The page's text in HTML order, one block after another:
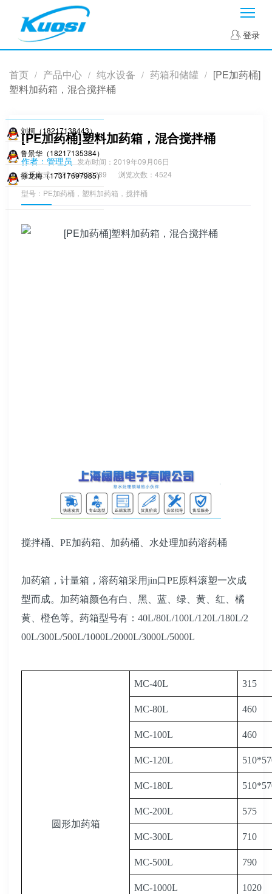
登录
首页 / 产品中心 / 纯水设备 / 药箱和储罐 / [PE加药桶]
塑料加药箱，混合搅拌桶
[PE加药桶]塑料加药箱，混合搅拌桶
作者：管理员 发布时间：2019年09月06日
联系方式：021-64890289
浏览次数：4524
型号：PE加药桶，塑料加药箱，搅拌桶
搅拌桶 PE加药箱 加药桶 水处理加药溶药桶
加药箱，计量箱，溶药箱采用jin口PE原料滚塑一次成
型而成。加药箱颜色有白、黑、蓝、绿、黄、红、橘
黄、橙色等。药箱型号有：40L/80L/100L/120L/180L/2
00L/300L/500L/1000L/2000L/3000L/5000L
圆形加药箱
MC-40L 315
MC-80L 460
MC-100L 460
MC-120L
MC-180L
MC-200L 575
MC-300L 710
MC-500L 790
MC-1000L 1020
刘柯（18217138443）
鲁景华（18217135384）
徐龙梅（17317697985）